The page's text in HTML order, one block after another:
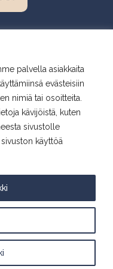
palvella asiakkaita
evästeisiin
nimiä tai osoitteita.
kävijöistä, kuten
sivustolle
käyttöä